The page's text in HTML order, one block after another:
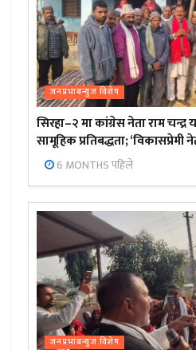
जनप्रभाबन्युज विशेष
सिरहा–२ मा कांग्रेस नेता राम
सामूहिक प्रतिबद्धता;
6 MONTHS पहिले
जनप्रभाबन्युज विशेष